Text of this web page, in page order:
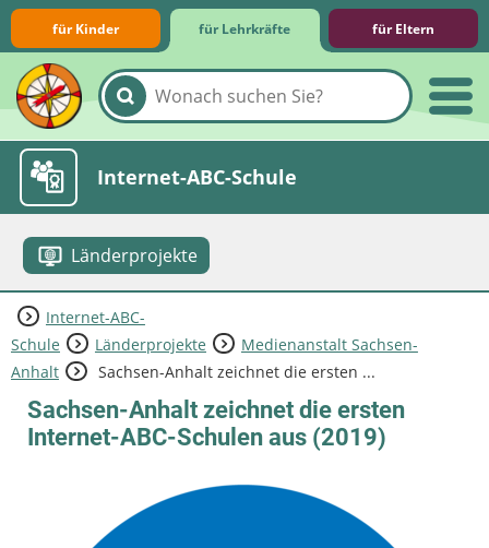
für Kinder für Lehrkräfte für Eltern
Lernmodule
Unterrichts­materialien
Internet-ABC-Schule
Länderprojekte
Praxishilfen
Aktuelles
Internet-ABC-
Schule
Länderprojekte
Medienanstalt Sachsen-
Anhalt
Sachsen-Anhalt zeichnet die ersten ...
Sachsen-Anhalt zeichnet die ersten
Internet-ABC-Schulen aus (2019)